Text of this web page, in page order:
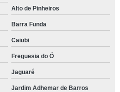
Alto de Pinheiros
Barra Funda
Caiubi
Freguesia do Ó
Jaguaré
Jardim Adhemar de Barros